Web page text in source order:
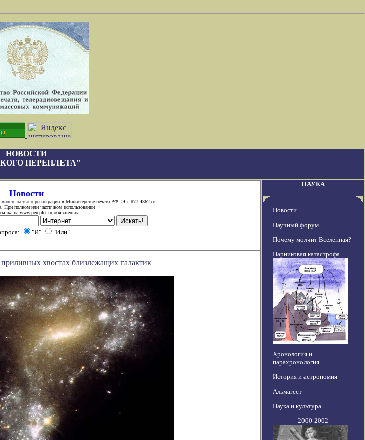
НОВОСТИ
ПЕРЕПЛЕТА"
Новости
о регистрации в Министерстве печати РФ: Эл. #77-4362 от
При полном или частичном использовании
на www.pereplet.ru обязательна.
"И" "Или"
хвостах близлежащих галактик
НАУКА
Новости
Научный форум
Почему молчит Вселенная?
Парниковая катастрофа
Хронология и
парахронология
История и астрономия
Альмагест
Наука и культура
2000-2002